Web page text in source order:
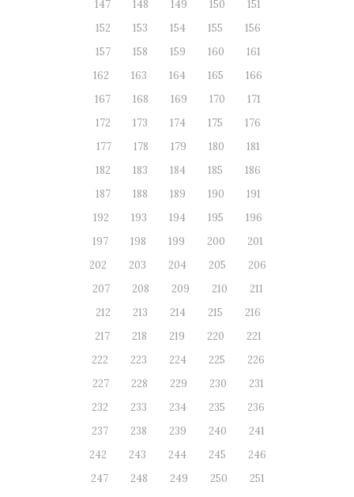
147
148 149 150
151
152
153 154 155
156
157
158 159 160
161
162
163 164 165
166
167
168 169 170
171
172
173 174 175
176
177
178 179 180
181
182
183 184 185
186
187
188 189 190
191
192
193 194 195
196
197
198 199 200
201
202
203 204 205
206
207
208 209 210
211
212
213 214 215
216
217
218 219 220
221
222
223 224 225
226
227
228 229 230
231
232
233 234 235
236
237
238 239 240
241
242
243 244 245
246
247
248 249 250
251